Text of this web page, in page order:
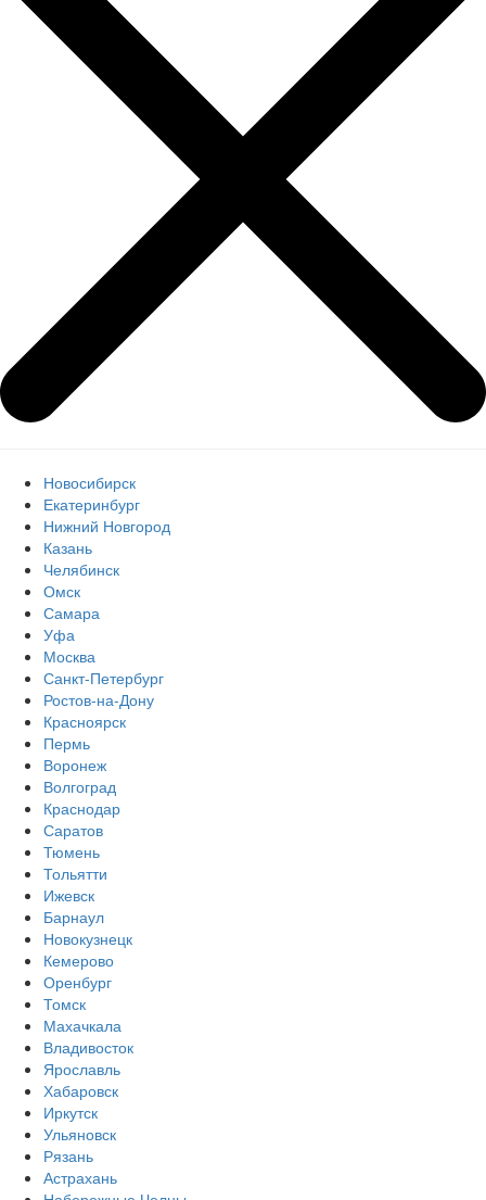
Новосибирск
Екатеринбург
Нижний Новгород
Казань
Челябинск
Омск
Самара
Уфа
Москва
Санкт-Петербург
Ростов-на-Дону
Красноярск
Пермь
Воронеж
Волгоград
Краснодар
Саратов
Тюмень
Тольятти
Ижевск
Барнаул
Новокузнецк
Кемерово
Оренбург
Томск
Махачкала
Владивосток
Ярославль
Хабаровск
Иркутск
Ульяновск
Рязань
Астрахань